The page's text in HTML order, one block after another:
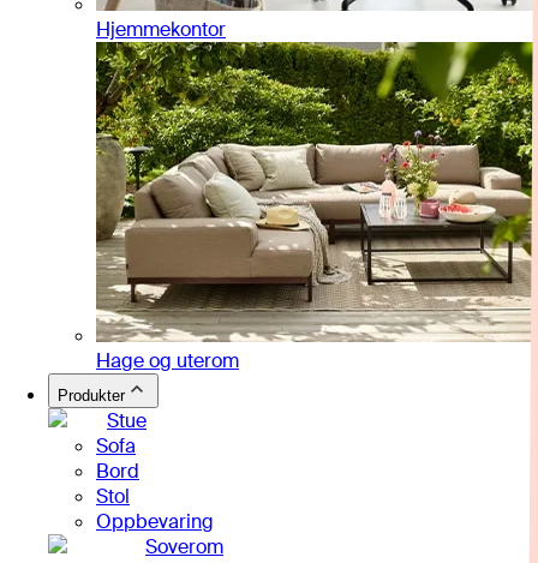
Hjemmekontor
Hage og uterom
Produkter
Stue
Sofa
Bord
Stol
Oppbevaring
Soverom